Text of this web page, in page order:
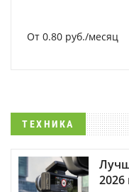
От 0.80 руб./месяц
ТЕХНИКА